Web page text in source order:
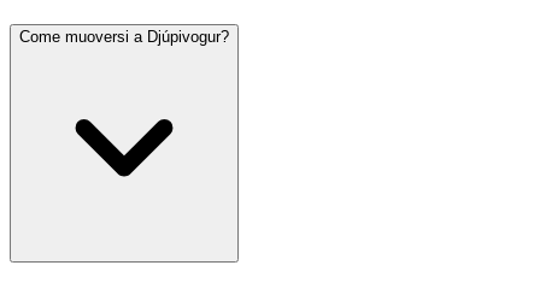
Come muoversi a Djúpivogur?